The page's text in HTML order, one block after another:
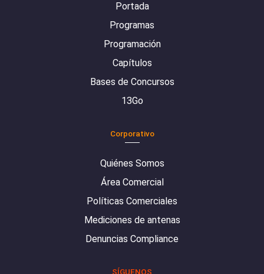
Portada
Programas
Programación
Capítulos
Bases de Concursos
13Go
Corporativo
Quiénes Somos
Área Comercial
Políticas Comerciales
Mediciones de antenas
Denuncias Compliance
SÍGUENOS